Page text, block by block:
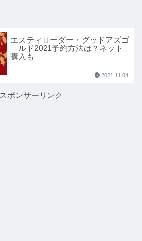
エスティローダー・グッドアズゴ
ールド2021予約方法は？ネット
購入も
2021.11.04
スポンサーリンク